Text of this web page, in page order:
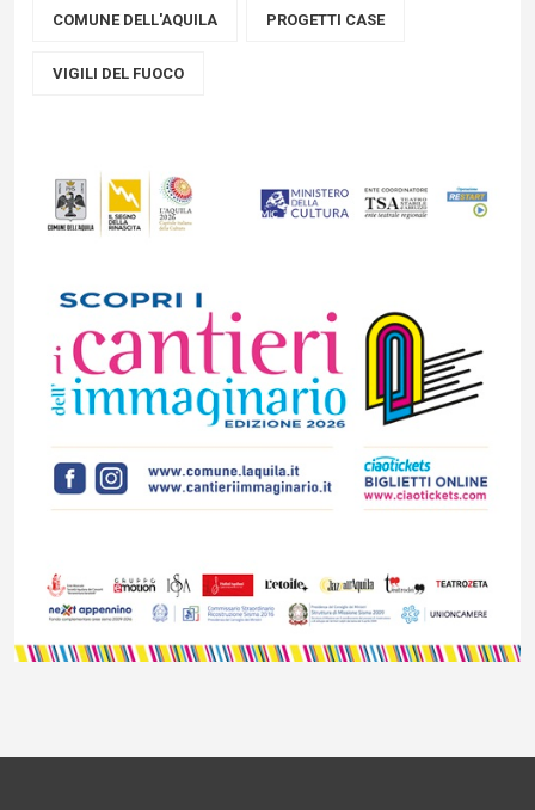
COMUNE DELL'AQUILA PROGETTI CASE
VIGILI DEL FUOCO